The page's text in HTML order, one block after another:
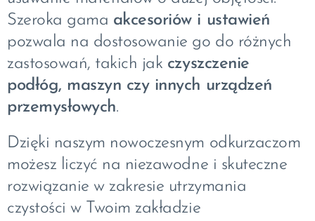
Szeroka gama akcesoriów i ustawień
pozwala na dostosowanie go do różnych
zastosowań, takich jak czyszczenie
podłóg, maszyn czy innych urządzeń
przemysłowych.
Dzięki naszym nowoczesnym odkurzaczom
możesz liczyć na niezawodne i skuteczne
rozwiązanie w zakresie utrzymania
czystości w Twoim zakładzie